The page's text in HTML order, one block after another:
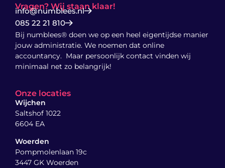
Vragen? Wij staan klaar!
info@numblees.nl
085 22 21 810
Bij numblees® doen we op een heel eigentijdse manier
jouw administratie. We noemen dat online
accountancy. Maar persoonlijk contact vinden wij
minimaal net zo belangrijk!
Onze locaties
Wijchen
Saltshof 1022
6604 EA
Woerden
Pompmolenlaan 19c
3447 GK Woerden